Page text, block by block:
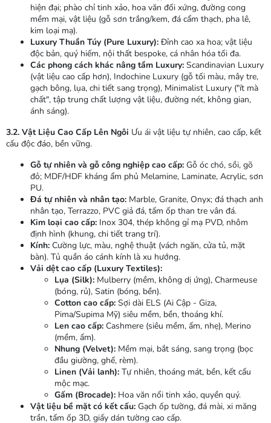
hiện đại; phào chỉ tinh xảo, hoa văn đối xứng, đường cong
mềm mại, vật liệu (gỗ sơn trắng/kem, đá cẩm thạch, pha lê,
kim loại mạ).
Luxury Thuần Túy (Pure Luxury): Đỉnh cao xa hoa; vật liệu
độc bản, quý hiếm, nội thất bespoke, cá nhân hóa tối đa.
Các phong cách khác nâng tầm Luxury: Scandinavian Luxury
(vật liệu cao cấp hơn), Indochine Luxury (gỗ tối màu, mây tre,
gạch bông, lụa, chi tiết sang trọng), Minimalist Luxury ("ít mà
chất", tập trung chất lượng vật liệu, đường nét, không gian,
ánh sáng).
3.2. Vật Liệu Cao Cấp Lên Ngôi Ưu ái vật liệu tự nhiên, cao cấp, kết
cấu độc đáo, bền vững.
Gỗ tự nhiên và gỗ công nghiệp cao cấp: Gỗ óc chó, sồi, gõ
đỏ; MDF/HDF kháng ẩm phủ Melamine, Laminate, Acrylic, sơn
PU.
Đá tự nhiên và nhân tạo: Marble, Granite, Onyx; đá thạch anh
nhân tạo, Terrazzo, PVC giả đá, tấm ốp than tre vân đá.
Kim loại cao cấp: Inox 304, thép không gỉ mạ PVD, nhôm
định hình (khung, chi tiết trang trí).
Kính: Cường lực, màu, nghệ thuật (vách ngăn, cửa tủ, mặt
bàn). Tủ quần áo cánh kính là xu hướng.
Vải dệt cao cấp (Luxury Textiles):
Lụa (Silk): Mulberry (mềm, không dị ứng), Charmeuse
(bóng, rủ), Satin (bóng, bền).
Cotton cao cấp: Sợi dài ELS (Ai Cập - Giza,
Pima/Supima Mỹ) siêu mềm, bền, thoáng khí.
Len cao cấp: Cashmere (siêu mềm, ấm, nhẹ), Merino
(mềm, ấm).
Nhung (Velvet): Mềm mại, bắt sáng, sang trọng (bọc
đầu giường, ghế, rèm).
Linen (Vải lanh): Tự nhiên, thoáng mát, bền, kết cấu
mộc mạc.
Gấm (Brocade): Hoa văn nổi tinh xảo, quyền quý.
Vật liệu bề mặt có kết cấu: Gạch ốp tường, đá mài, xi măng
trần, tấm ốp 3D, giấy dán tường cao cấp.